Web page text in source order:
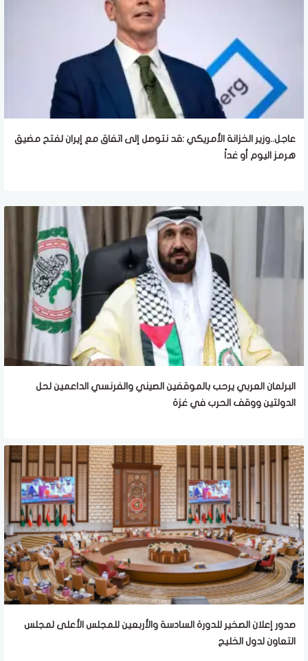
عاجل..وزير الخزانة الأمريكي :قد نتوصل إلى اتفاق مع إيران لفتح مضيق
هرمز اليوم أو غداً
البرلمان العربي يرحب بالموقفين الصيني والفرنسي الداعمين لحل
الدولتين ووقف الحرب في غزة
صدور إعلان الصخير للدورة السادسة والأربعين للمجلس الأعلى لمجلس
التعاون لدول الخليج